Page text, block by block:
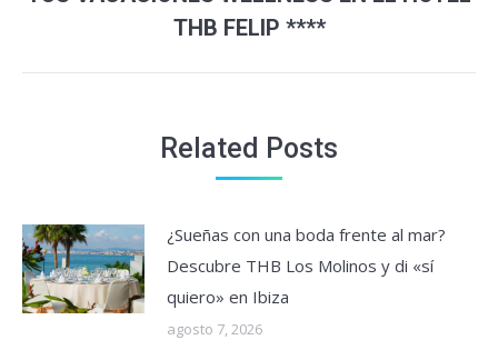
Next
post:
THB FELIP ****
Related Posts
¿Sueñas con una boda frente al mar?
Descubre THB Los Molinos y di «sí
quiero» en Ibiza
agosto 7, 2026